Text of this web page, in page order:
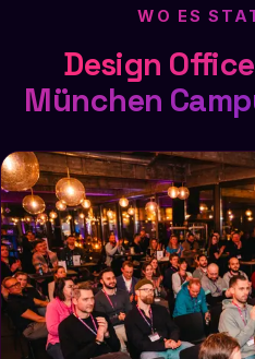
WO ES
Design
München